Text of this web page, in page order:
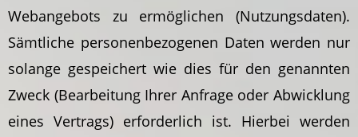
Webangebots zu ermöglichen (Nutzungsdaten).
Sämtliche personenbezogenen Daten werden nur
solange gespeichert wie dies für den genannten
Zweck (Bearbeitung Ihrer Anfrage oder Abwicklung
eines Vertrags) erforderlich ist. Hierbei werden